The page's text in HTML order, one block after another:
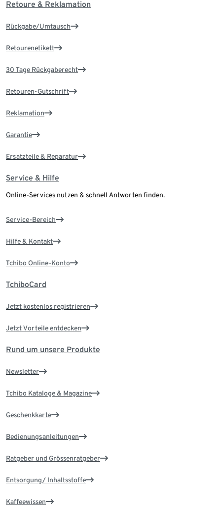
Retoure & Reklamation
Rückgabe/Umtausch
Retourenetikett
30 Tage Rückgaberecht
Retouren-Gutschrift
Reklamation
Garantie
Ersatzteile & Reparatur
Service & Hilfe
Online-Services nutzen & schnell Antworten finden.
Service-Bereich
Hilfe & Kontakt
Tchibo Online-Konto
TchiboCard
Jetzt kostenlos registrieren
Jetzt Vorteile entdecken
Rund um unsere Produkte
Newsletter
Tchibo Kataloge & Magazine
Geschenkkarte
Bedienungsanleitungen
Ratgeber und Grössenratgeber
Entsorgung/ Inhaltsstoffe
Kaffeewissen